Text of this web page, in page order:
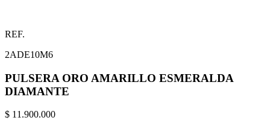
REF.
2ADE10M6
PULSERA ORO AMARILLO ESMERALDA
DIAMANTE
$ 11.900.000